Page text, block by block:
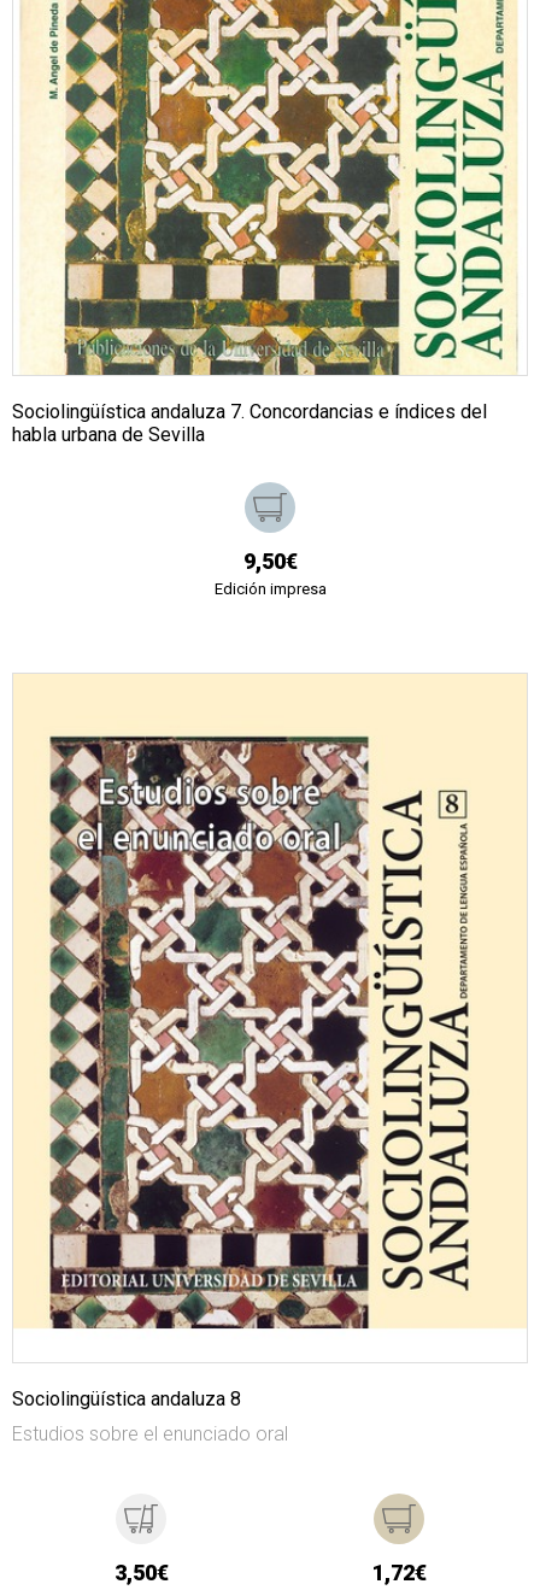
Sociolingüística andaluza 7. Concordancias e índices del
habla urbana de Sevilla
9,50€
Edición impresa
Sociolingüística andaluza 8
Estudios sobre el enunciado oral
3,50€ 1,72€